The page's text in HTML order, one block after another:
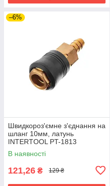
–6%
Швидкороз'ємне з'єднання на
шланг 10мм, латунь
INTERTOOL PT-1813
В наявності
121,26 ₴ 129 ₴